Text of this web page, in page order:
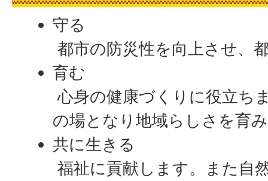
守る
都市の防災性を向上させ、
育む
心身の健康づくりに役立ち
の場となり地域らしさを育
共に生きる
福祉に貢献します。また自